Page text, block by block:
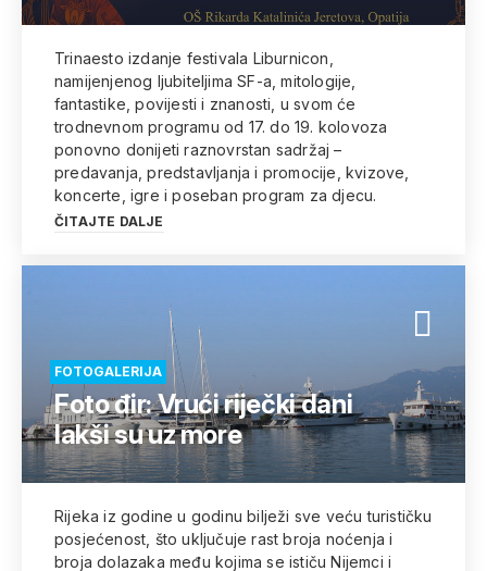
Trinaesto izdanje festivala Liburnicon,
namijenjenog ljubiteljima SF-a, mitologije,
fantastike, povijesti i znanosti, u svom će
trodnevnom programu od 17. do 19. kolovoza
ponovno donijeti raznovrstan sadržaj –
predavanja, predstavljanja i promocije, kvizove,
koncerte, igre i poseban program za djecu.
ČITAJTE DALJE
FOTOGALERIJA
Foto đir: Vrući riječki dani
lakši su uz more
Rijeka iz godine u godinu bilježi sve veću turističku
posjećenost, što uključuje rast broja noćenja i
broja dolazaka među kojima se ističu Nijemci i